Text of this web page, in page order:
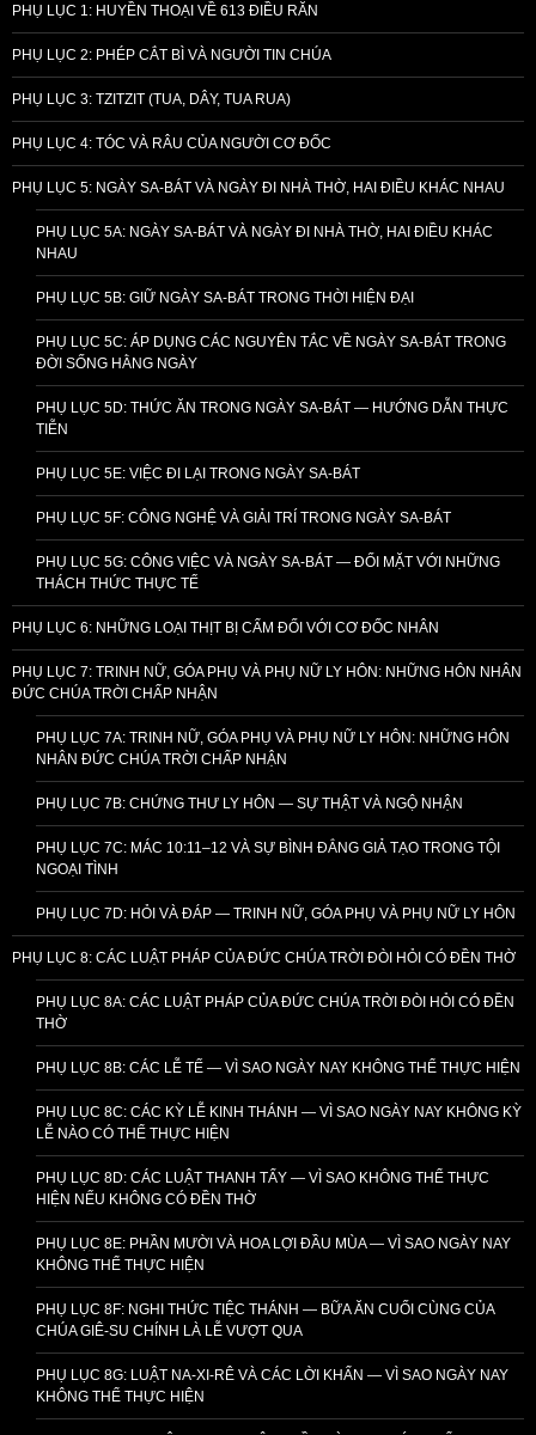
PHỤ LỤC 1: HUYỀN THOẠI VỀ 613 ĐIỀU RĂN
PHỤ LỤC 2: PHÉP CẮT BÌ VÀ NGƯỜI TIN CHÚA
PHỤ LỤC 3: TZITZIT (TUA, DÂY, TUA RUA)
PHỤ LỤC 4: TÓC VÀ RÂU CỦA NGƯỜI CƠ ĐỐC
PHỤ LỤC 5: NGÀY SA-BÁT VÀ NGÀY ĐI NHÀ THỜ, HAI ĐIỀU KHÁC NHAU
PHỤ LỤC 5A: NGÀY SA-BÁT VÀ NGÀY ĐI NHÀ THỜ, HAI ĐIỀU KHÁC
NHAU
PHỤ LỤC 5B: GIỮ NGÀY SA-BÁT TRONG THỜI HIỆN ĐẠI
PHỤ LỤC 5C: ÁP DỤNG CÁC NGUYÊN TẮC VỀ NGÀY SA-BÁT TRONG
ĐỜI SỐNG HẰNG NGÀY
PHỤ LỤC 5D: THỨC ĂN TRONG NGÀY SA-BÁT — HƯỚNG DẪN THỰC
TIỄN
PHỤ LỤC 5E: VIỆC ĐI LẠI TRONG NGÀY SA-BÁT
PHỤ LỤC 5F: CÔNG NGHỆ VÀ GIẢI TRÍ TRONG NGÀY SA-BÁT
PHỤ LỤC 5G: CÔNG VIỆC VÀ NGÀY SA-BÁT — ĐỐI MẶT VỚI NHỮNG
THÁCH THỨC THỰC TẾ
PHỤ LỤC 6: NHỮNG LOẠI THỊT BỊ CẤM ĐỐI VỚI CƠ ĐỐC NHÂN
PHỤ LỤC 7: TRINH NỮ, GÓA PHỤ VÀ PHỤ NỮ LY HÔN: NHỮNG HÔN NHÂN
ĐỨC CHÚA TRỜI CHẤP NHẬN
PHỤ LỤC 7A: TRINH NỮ, GÓA PHỤ VÀ PHỤ NỮ LY HÔN: NHỮNG HÔN
NHÂN ĐỨC CHÚA TRỜI CHẤP NHẬN
PHỤ LỤC 7B: CHỨNG THƯ LY HÔN — SỰ THẬT VÀ NGỘ NHẬN
PHỤ LỤC 7C: MÁC 10:11–12 VÀ SỰ BÌNH ĐẲNG GIẢ TẠO TRONG TỘI
NGOẠI TÌNH
PHỤ LỤC 7D: HỎI VÀ ĐÁP — TRINH NỮ, GÓA PHỤ VÀ PHỤ NỮ LY HÔN
PHỤ LỤC 8: CÁC LUẬT PHÁP CỦA ĐỨC CHÚA TRỜI ĐÒI HỎI CÓ ĐỀN THỜ
PHỤ LỤC 8A: CÁC LUẬT PHÁP CỦA ĐỨC CHÚA TRỜI ĐÒI HỎI CÓ ĐỀN
THỜ
PHỤ LỤC 8B: CÁC LỄ TẾ — VÌ SAO NGÀY NAY KHÔNG THỂ THỰC HIỆN
PHỤ LỤC 8C: CÁC KỲ LỄ KINH THÁNH — VÌ SAO NGÀY NAY KHÔNG KỲ
LỄ NÀO CÓ THỂ THỰC HIỆN
PHỤ LỤC 8D: CÁC LUẬT THANH TẨY — VÌ SAO KHÔNG THỂ THỰC
HIỆN NẾU KHÔNG CÓ ĐỀN THỜ
PHỤ LỤC 8E: PHẦN MƯỜI VÀ HOA LỢI ĐẦU MÙA — VÌ SAO NGÀY NAY
KHÔNG THỂ THỰC HIỆN
PHỤ LỤC 8F: NGHI THỨC TIỆC THÁNH — BỮA ĂN CUỐI CÙNG CỦA
CHÚA GIÊ-SU CHÍNH LÀ LỄ VƯỢT QUA
PHỤ LỤC 8G: LUẬT NA-XI-RÊ VÀ CÁC LỜI KHẤN — VÌ SAO NGÀY NAY
KHÔNG THỂ THỰC HIỆN